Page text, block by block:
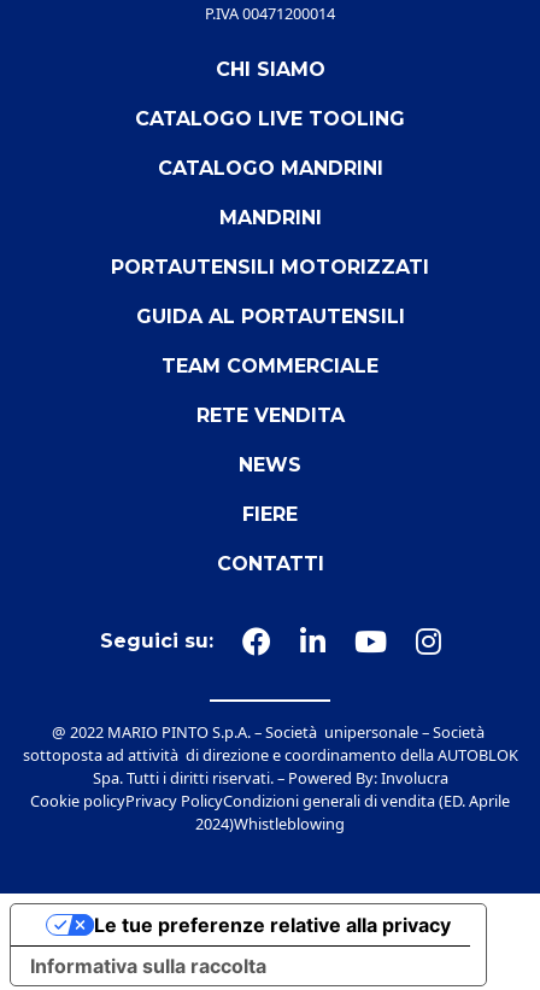
P.IVA 00471200014
CHI SIAMO
CATALOGO LIVE TOOLING
CATALOGO MANDRINI
MANDRINI
PORTAUTENSILI MOTORIZZATI
GUIDA AL PORTAUTENSILI
TEAM COMMERCIALE
RETE VENDITA
NEWS
FIERE
CONTATTI
Seguici su:
@ 2022 MARIO PINTO S.p.A. – Società unipersonale – Società
sottoposta ad attività di direzione e coordinamento della AUTOBLOK
Spa. Tutti i diritti riservati. – Powered By:Involucra
Cookie policyPrivacy PolicyCondizioni generali di vendita (ED. Aprile
2024)Whistleblowing
Informativa sulla raccolta
Le tue preferenze relative alla privacy